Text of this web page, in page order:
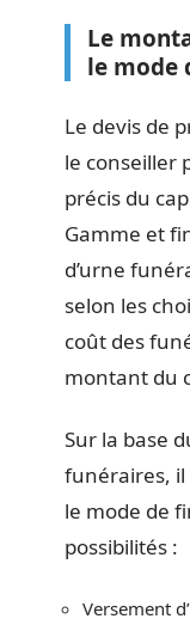
Le
le mode
Le devis de
le conseiller
précis du
Gamme et
d’urne
selon les
coût des
montant du
Sur la base
funéraires, il
le mode de
possibilités :
Versement